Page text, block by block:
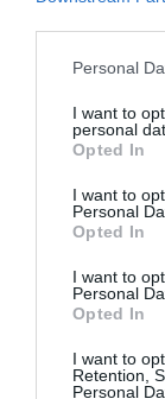
Please note
not limited to
grant or deny
use your data
consent section.
Personal
I want to
personal
Opted In
I want to
Personal
Opted In
I want to
Personal
Opted In
I want to
Retention,
Personal
A kutatás arra
elfedik a
kockázatot
nem
A